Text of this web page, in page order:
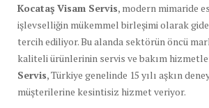
Kocataş Visam Servis, modern mimaride
işlevselliğin mükemmel birleşimi olarak
tercih ediliyor. Bu alanda sektörün öncü
kaliteli ürünlerinin servis ve bakım
Servis, Türkiye genelinde 15 yılı aşkın
müşterilerine kesintisiz hizmet veriyor.